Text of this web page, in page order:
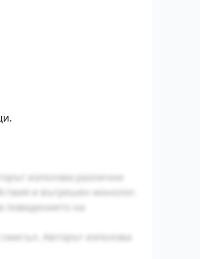
използва различни
и вътрешен монолог.
поведението на
Авторът използва